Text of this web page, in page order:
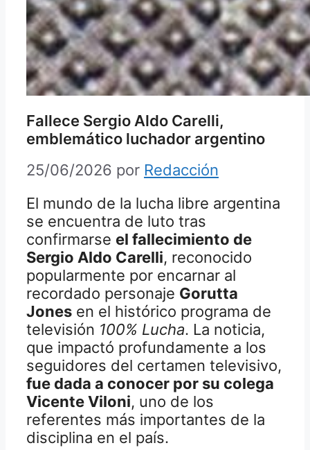
Fallece Sergio Aldo Carelli,
emblemático luchador argentino
25/06/2026 por Redacción
El mundo de la lucha libre argentina
se encuentra de luto tras
confirmarse el fallecimiento de
Sergio Aldo Carelli, reconocido
popularmente por encarnar al
recordado personaje Gorutta
Jones en el histórico programa de
televisión 100% Lucha. La noticia,
que impactó profundamente a los
seguidores del certamen televisivo,
fue dada a conocer por su colega
Vicente Viloni, uno de los
referentes más importantes de la
disciplina en el país.